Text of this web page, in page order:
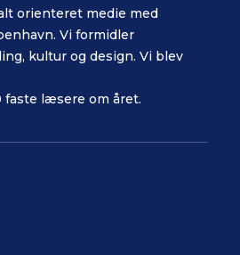
orienteret medie med
Vi formidler
kultur og design. Vi blev
faste læsere om året.